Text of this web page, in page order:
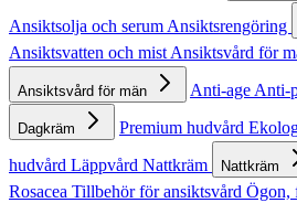
Ansiktsolja och serumAnsiktsrengöring
Ansiktsvatten och mistAnsiktsvård för
Ansiktsvård för män Anti-ageAnti-
Dagkräm Premium hudvård
hudvård Läppvård Nattkräm Nattkräm
Rosacea Tillbehör för ansiktsvård Ögon,